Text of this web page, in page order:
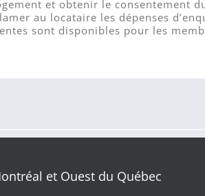
et obtenir le consentement
au locataire les dépenses
sont disponibles pour les
et Ouest du Québec